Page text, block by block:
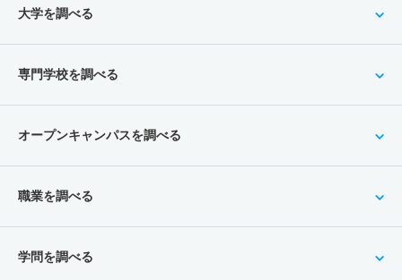
大学を調べる
専門学校を調べる
オープンキャンパスを調べる
職業を調べる
学問を調べる